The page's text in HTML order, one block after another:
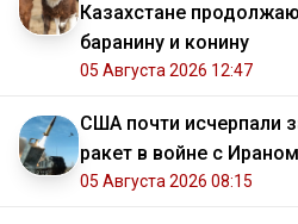
Казахстане
баранину и конину
05 Августа 2026 12:47
США почти исчерпали
ракет в войне с Ираном
05 Августа 2026 08:15